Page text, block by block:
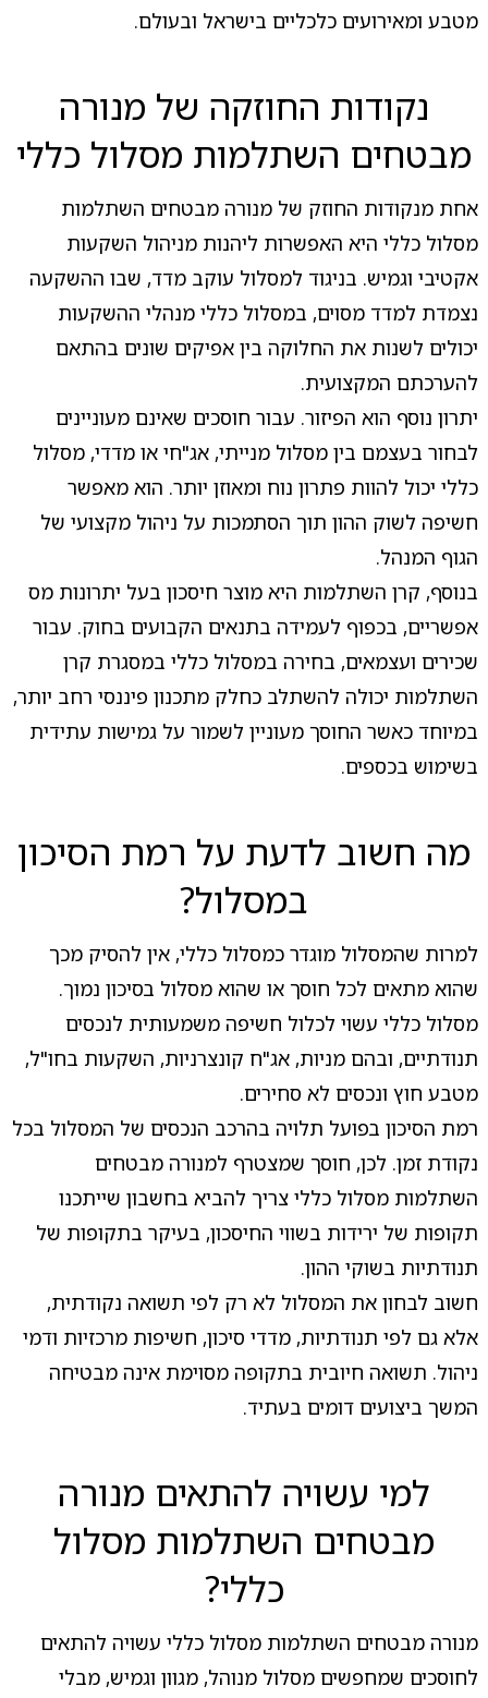
מטבע ומאירועים כלכליים בישראל ובעולם.
נקודות החוזקה של מנורה
מבטחים השתלמות מסלול כללי
אחת מנקודות החוזק של מנורה מבטחים השתלמות
מסלול כללי היא האפשרות ליהנות מניהול השקעות
אקטיבי וגמיש. בניגוד למסלול עוקב מדד, שבו ההשקעה
נצמדת למדד מסוים, במסלול כללי מנהלי ההשקעות
יכולים לשנות את החלוקה בין אפיקים שונים בהתאם
להערכתם המקצועית.
יתרון נוסף הוא הפיזור. עבור חוסכים שאינם מעוניינים
לבחור בעצמם בין מסלול מנייתי, אג"חי או מדדי, מסלול
כללי יכול להוות פתרון נוח ומאוזן יותר. הוא מאפשר
חשיפה לשוק ההון תוך הסתמכות על ניהול מקצועי של
הגוף המנהל.
בנוסף, קרן השתלמות היא מוצר חיסכון בעל יתרונות מס
אפשריים, בכפוף לעמידה בתנאים הקבועים בחוק. עבור
שכירים ועצמאים, בחירה במסלול כללי במסגרת קרן
השתלמות יכולה להשתלב כחלק מתכנון פיננסי רחב יותר,
במיוחד כאשר החוסך מעוניין לשמור על גמישות עתידית
בשימוש בכספים.
מה חשוב לדעת על רמת הסיכון
במסלול?
למרות שהמסלול מוגדר כמסלול כללי, אין להסיק מכך
שהוא מתאים לכל חוסך או שהוא מסלול בסיכון נמוך.
מסלול כללי עשוי לכלול חשיפה משמעותית לנכסים
תנודתיים, ובהם מניות, אג"ח קונצרניות, השקעות בחו"ל,
מטבע חוץ ונכסים לא סחירים.
רמת הסיכון בפועל תלויה בהרכב הנכסים של המסלול בכל
נקודת זמן. לכן, חוסך שמצטרף למנורה מבטחים
השתלמות מסלול כללי צריך להביא בחשבון שייתכנו
תקופות של ירידות בשווי החיסכון, בעיקר בתקופות של
תנודתיות בשוקי ההון.
חשוב לבחון את המסלול לא רק לפי תשואה נקודתית,
אלא גם לפי תנודתיות, מדדי סיכון, חשיפות מרכזיות ודמי
ניהול. תשואה חיובית בתקופה מסוימת אינה מבטיחה
המשך ביצועים דומים בעתיד.
למי עשויה להתאים מנורה
מבטחים השתלמות מסלול
כללי?
מנורה מבטחים השתלמות מסלול כללי עשויה להתאים
לחוסכים שמחפשים מסלול מנוהל, מגוון וגמיש, מבלי